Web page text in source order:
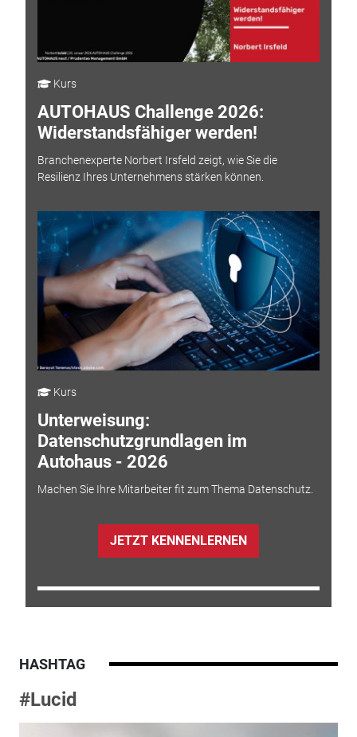
Kurs
AUTOHAUS Challenge 2026:
Widerstandsfähiger werden!
Branchenexperte Norbert Irsfeld zeigt, wie Sie die
Resilienz Ihres Unternehmens stärken können.
Kurs
Unterweisung:
Datenschutzgrundlagen im
Autohaus - 2026
Machen Sie Ihre Mitarbeiter fit zum Thema Datenschutz.
JETZT KENNENLERNEN
HASHTAG
#Lucid